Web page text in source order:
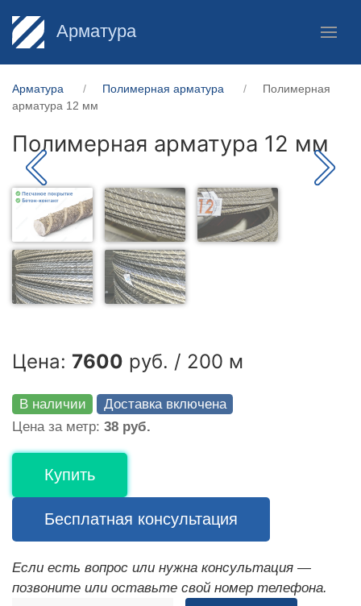
Арматура
Арматура Полимерная арматура
Полимерная
арматура 12 мм
Полимерная арматура 12 мм
Цена: 7600 руб. / 200 м
В наличии
Доставка включена
Цена за метр: 38 руб.
Купить
Бесплатная консультация
Если есть вопрос или нужна консультация —
позвоните или оставьте свой номер телефона.